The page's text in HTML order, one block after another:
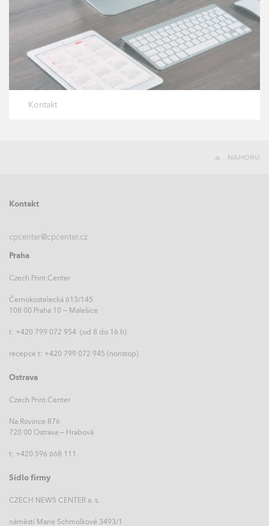
Kontakt
NAHORU
Kontakt
cpcenter@cpcenter.cz
Praha
Czech Print Center
Černokostelecká 613/145
108 00 Praha 10 – Malešice
t: +420 799 072 954 (od 8 do 16 h)
recepce t: +420 799 072 945 (nonstop)
Ostrava
Czech Print Center
Na Rovince 876
720 00 Ostrava – Hrabová
t: +420 596 668 111
Sídlo firmy
CZECH NEWS CENTER a. s.
náměstí Marie Schmolkové 3493/1